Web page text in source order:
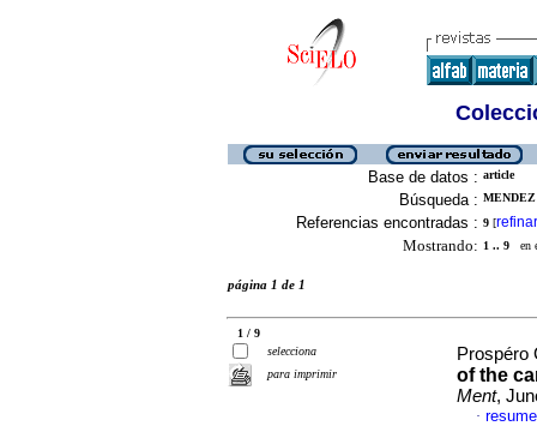
Base de datos : article
Búsqueda :
Referencias encontradas : 9 [refinar
Mostrando: 1 .. 9 en
página 1 de 1
1 / 9
selecciona
para imprimir
Prospéro
of the
Ment,
·